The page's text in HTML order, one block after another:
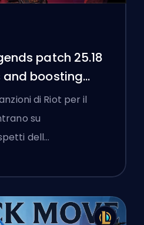
patch 25.18
boosting
di Riot per il
su
dell…